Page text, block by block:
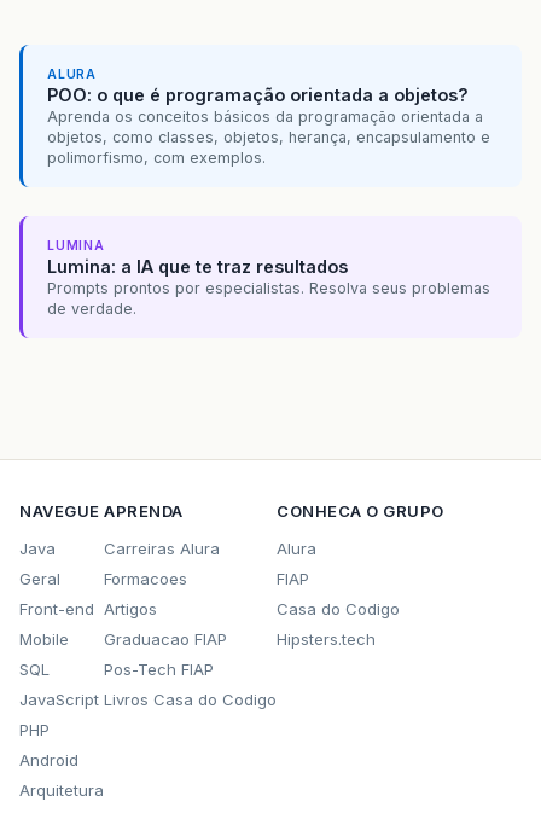
ALURA
POO: o que é programação orientada a objetos?
Aprenda os conceitos básicos da programação orientada a
objetos, como classes, objetos, herança, encapsulamento e
polimorfismo, com exemplos.
LUMINA
Lumina: a IA que te traz resultados
Prompts prontos por especialistas. Resolva seus problemas
de verdade.
NAVEGUE
Java
Geral
Front-end
Mobile
SQL
JavaScript
PHP
Android
Arquitetura
APRENDA
Carreiras Alura
Formacoes
Artigos
Graduacao FIAP
Pos-Tech FIAP
Livros Casa do Codigo
CONHECA O GRUPO
Alura
FIAP
Casa do Codigo
Hipsters.tech